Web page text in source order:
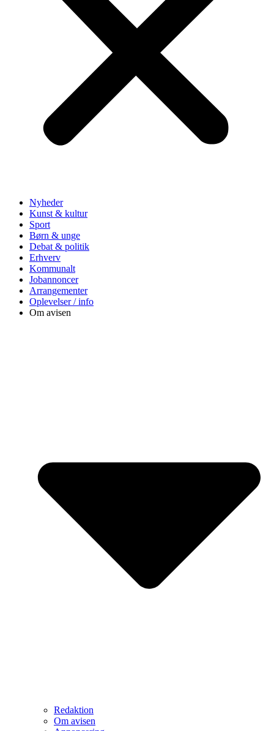
Nyheder
Kunst & kultur
Sport
Børn & unge
Debat & politik
Erhverv
Kommunalt
Jobannoncer
Arrangementer
Oplevelser / info
Om avisen
Redaktion
Om avisen